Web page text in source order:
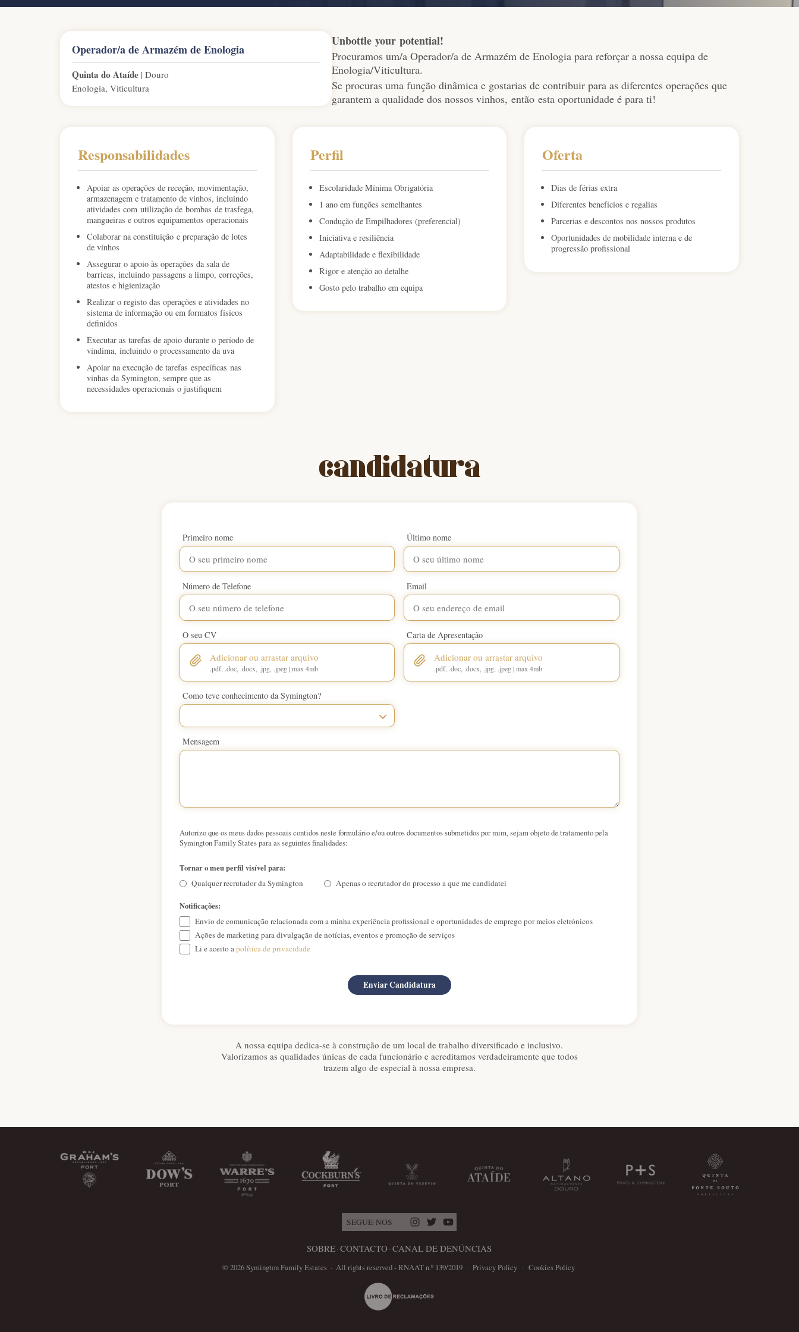
Operador/a de Armazém de Enologia
Quinta do Ataíde Douro
Enologia, Viticultura
Unbottle your potential!
Procuramos um/a Operador/a de Armazém de Enologia para reforçar a nossa equipa de
Enologia/Viticultura.
Se procuras uma função dinâmica e gostarias de contribuir para as diferentes operações que
garantem a qualidade dos nossos vinhos, então esta oportunidade é para ti!
Responsabilidades
Apoiar as operações de receção, movimentação,
armazenagem e tratamento de vinhos, incluindo
atividades com utilização de bombas de trasfega,
mangueiras e outros equipamentos operacionais
Colaborar na constituição e preparação de lotes
de vinhos
Assegurar o apoio às operações da sala de
barricas, incluindo passagens a limpo, correções,
atestos e higienização
Realizar o registo das operações e atividades no
sistema de informação ou em formatos físicos
definidos
Executar as tarefas de apoio durante o período de
vindima, incluindo o processamento da uva
Apoiar na execução de tarefas específicas nas
vinhas da Symington, sempre que as
necessidades operacionais o justifiquem
Perfil
Escolaridade Mínima Obrigatória
1 ano em funções semelhantes
Condução de Empilhadores (preferencial)
Iniciativa e resiliência
Adaptabilidade e flexibilidade
Rigor e atenção ao detalhe
Gosto pelo trabalho em equipa
Oferta
Dias de férias extra
Diferentes benefícios e regalias
Parcerias e descontos nos nossos produtos
Oportunidades de mobilidade interna e de
progressão profissional
candidatura
Primeiro nome Último nome
Número de Telefone Email
O seu CV
Adicionar ou arrastar arquivo
.pdf, .doc, .docx, .jpg, .jpeg | max 4mb
Carta de Apresentação
Adicionar ou arrastar arquivo
.pdf, .doc, .docx, .jpg, .jpeg | max 4mb
Como teve conhecimento da Symington?
Mensagem
Autorizo que os meus dados pessoais contidos neste formulário e/ou outros documentos submetidos por mim, sejam objeto de tratamento pela
Symington Family States para as seguintes finalidades:
Tornar o meu perfil visível para:
Qualquer recrutador da Symington
Apenas o recrutador do processo a que me candidatei
Notificações:
Envio de comunicação relacionada com a minha experiência profissional e oportunidades de emprego por meios eletrónicos
Ações de marketing para divulgação de notícias, eventos e promoção de serviços
Li e aceito apolítica de privacidade
A nossa equipa dedica-se à construção de um local de trabalho diversificado e inclusivo.
Valorizamos as qualidades únicas de cada funcionário e acreditamos verdadeiramente que todos
trazem algo de especial à nossa empresa.
SEGUE-NOS
SOBRE.CONTACTO.CANAL DE DENÚNCIAS
© 2026 Symington Family Estates · All rights reserved - RNAAT n.º 139/2019 · Privacy Policy · Cookies Policy